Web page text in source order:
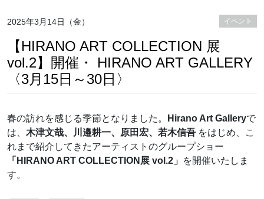
2025年3月14日（金） イベント
【HIRANO ART COLLECTION 展
vol.2】開催・ HIRANO ART GALLERY
〈3月15日～30日〉
春の訪れを感じる季節となりました。 Hirano Art Galleryで
は、 木津文哉、川邉耕一、原田宏、若木信吾 をはじめ、こ
れまで紹介してきたアーティストのグループショー
「HIRANO ART COLLECTION展 vol.2」 を開催いたしま
す。